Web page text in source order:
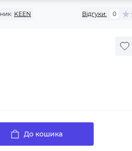
KEEN Відгуки: 0
До кошика